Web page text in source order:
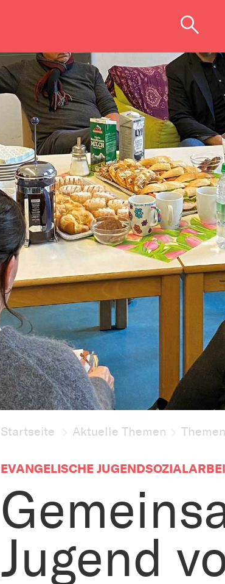
Startseite Aktuelle Themen
EVANGELISCHE
Jugend